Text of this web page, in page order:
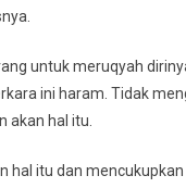
untuk meruqyah
ini haram. Tidak
akan hal itu.
itu dan